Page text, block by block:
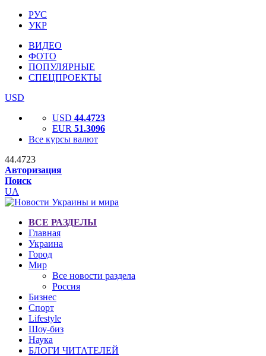
РУС
УКР
ВИДЕО
ФОТО
ПОПУЛЯРНЫЕ
СПЕЦПРОЕКТЫ
USD
USD 44.4723
EUR 51.3096
Все курсы валют
44.4723
Авторизация
Поиск
UA
ВСЕ РАЗДЕЛЫ
Главная
Украина
Город
Мир
Все новости раздела
Россия
Бизнес
Спорт
Lifestyle
Шоу-биз
Наука
БЛОГИ ЧИТАТЕЛЕЙ